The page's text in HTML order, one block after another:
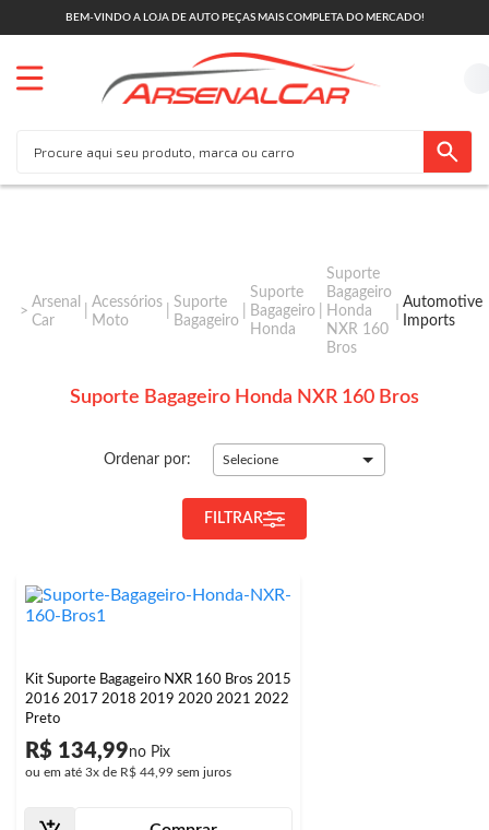
BEM-VINDO A LOJA DE AUTO PEÇAS MAIS COMPLETA DO MERCADO!
Arsenal
Car
Acessórios
Moto
Suporte
Bagageiro
Suporte
Bagageiro
Honda
Suporte
Bagageiro
Honda
NXR 160
Bros
Automotive
Imports
Suporte Bagageiro Honda NXR 160 Bros
Ordenar por: Selecione
FILTRAR
Kit Suporte Bagageiro NXR 160 Bros 2015
2016 2017 2018 2019 2020 2021 2022
Preto
R$ 134,99
ou em até 3x de R$ 44,99 sem juros